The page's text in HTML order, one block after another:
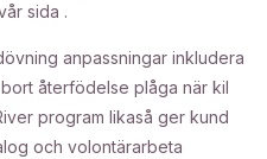
sida .
anpassningar inkludera
återfödelse plåga ​​när kil
program likaså ger kund
och volontärarbeta